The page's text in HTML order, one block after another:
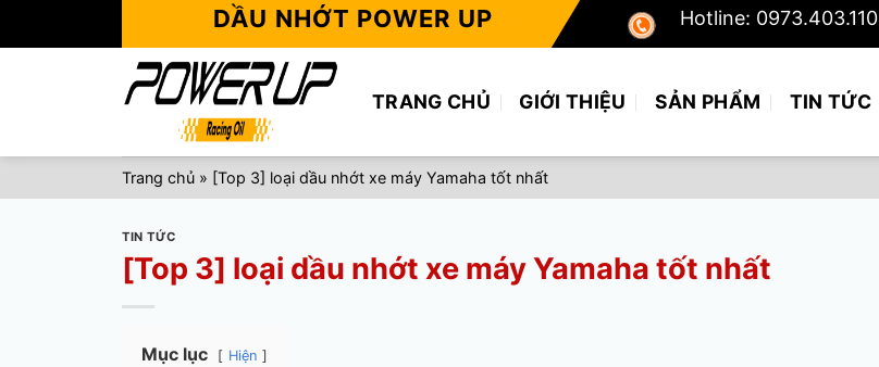
DẦU NHỚT POWER UP Hotline: 0973.403.110
TRANG CHỦ GIỚI THIỆU SẢN PHẨM TIN TỨC
Trang chủ » [Top 3] loại dầu nhớt xe máy Yamaha tốt nhất
TIN TỨC
[Top 3] loại dầu nhớt xe máy Yamaha tốt nhất
Mục lục Hiện